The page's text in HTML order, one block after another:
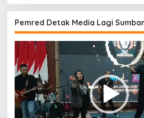
Pemred Detak Media Lagi
Pemutar
Video